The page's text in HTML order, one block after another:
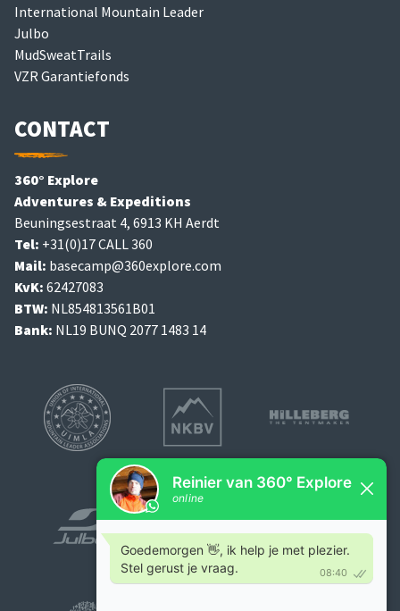
International Mountain Leader
Julbo
MudSweatTrails
VZR Garantiefonds
CONTACT
360° Explore
Adventures & Expeditions
Beuningsestraat 4, 6913 KH Aerdt
Tel: +31(0)17 CALL 360
Mail: basecamp@360explore.com
KvK: 62427083
BTW: NL854813561B01
Bank: NL19 BUNQ 2077 1483 14